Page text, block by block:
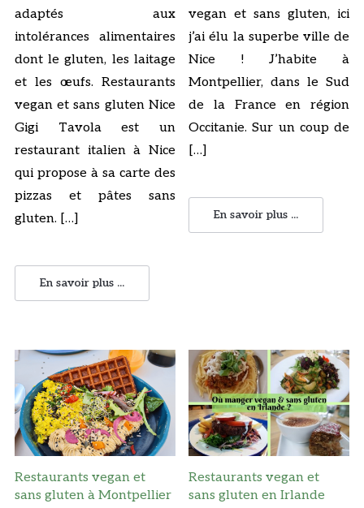
adaptés aux
intolérances alimentaires
dont le gluten, les laitage
et les œufs. Restaurants
vegan et sans gluten Nice
Gigi Tavola est un
restaurant italien à Nice
qui propose à sa carte des
pizzas et pâtes sans
gluten. […]
En savoir plus ...
vegan et sans gluten, ici
j’ai élu la superbe ville de
Nice ! J’habite à
Montpellier, dans le Sud
de la France en région
Occitanie. Sur un coup de
[…]
En savoir plus ...
Restaurants vegan et
sans gluten à Montpellier
Restaurants vegan et
sans gluten en Irlande